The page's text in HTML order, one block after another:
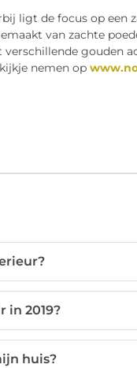
ligt de focus op een
van zachte
gouden
nemen op
in 2019?
huis?